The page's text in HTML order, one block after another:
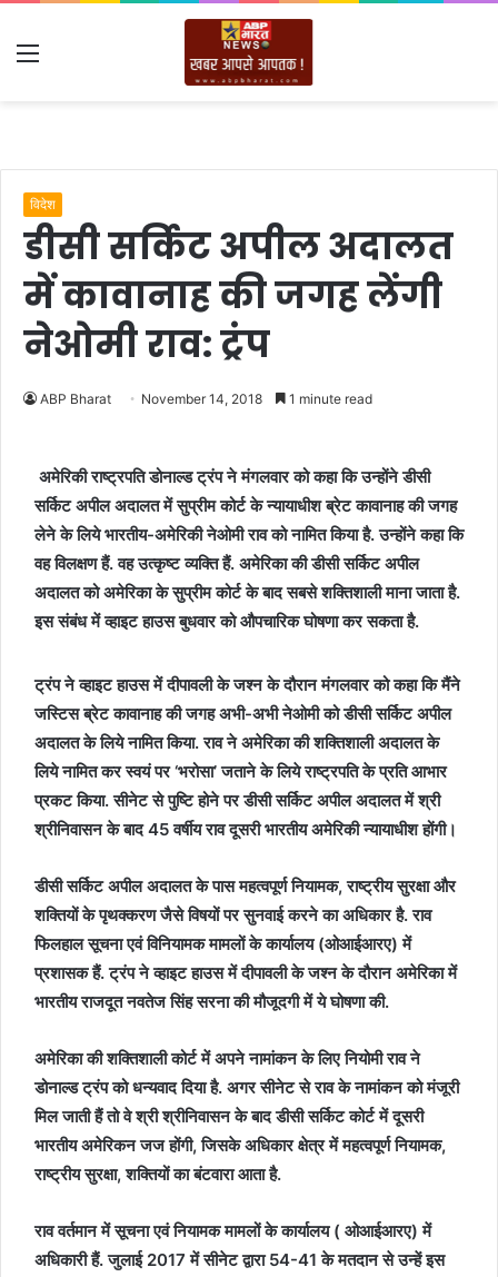
Menu
विदेश
डीसी सर्किट अपील अदालत
में कावानाह की जगह लेंगी
नेओमी राव: ट्रंप
ABP Bharat November 14, 2018 1 minute read
अमेरिकी राष्ट्रपति डोनाल्ड ट्रंप ने मंगलवार को कहा कि उन्होंने डीसी
सर्किट अपील अदालत में सुप्रीम कोर्ट के न्यायाधीश ब्रेट कावानाह की जगह
लेने के लिये भारतीय-अमेरिकी नेओमी राव को नामित किया है. उन्होंने कहा कि
वह विलक्षण हैं. वह उत्कृष्ट व्यक्ति हैं. अमेरिका की डीसी सर्किट अपील
अदालत को अमेरिका के सुप्रीम कोर्ट के बाद सबसे शक्तिशाली माना जाता है.
इस संबंध में व्हाइट हाउस बुधवार को औपचारिक घोषणा कर सकता है.
ट्रंप ने व्हाइट हाउस में दीपावली के जश्न के दौरान मंगलवार को कहा कि मैंने
जस्टिस ब्रेट कावानाह की जगह अभी-अभी नेओमी को डीसी सर्किट अपील
अदालत के लिये नामित किया. राव ने अमेरिका की शक्तिशाली अदालत के
लिये नामित कर स्वयं पर ‘भरोसा’ जताने के लिये राष्ट्रपति के प्रति आभार
प्रकट किया. सीनेट से पुष्टि होने पर डीसी सर्किट अपील अदालत में श्री
श्रीनिवासन के बाद 45 वर्षीय राव दूसरी भारतीय अमेरिकी न्यायाधीश होंगी।
डीसी सर्किट अपील अदालत के पास महत्वपूर्ण नियामक, राष्ट्रीय सुरक्षा और
शक्तियों के पृथक्करण जैसे विषयों पर सुनवाई करने का अधिकार है. राव
फिलहाल सूचना एवं विनियामक मामलों के कार्यालय (ओआईआरए) में
प्रशासक हैं. ट्रंप ने व्हाइट हाउस में दीपावली के जश्न के दौरान अमेरिका में
भारतीय राजदूत नवतेज सिंह सरना की मौजूदगी में ये घोषणा की.
अमेरिका की शक्तिशाली कोर्ट में अपने नामांकन के लिए नियोमी राव ने
डोनाल्ड ट्रंप को धन्यवाद दिया है. अगर सीनेट से राव के नामांकन को मंजूरी
मिल जाती हैं तो वे श्री श्रीनिवासन के बाद डीसी सर्किट कोर्ट में दूसरी
भारतीय अमेरिकन जज होंगी, जिसके अधिकार क्षेत्र में महत्वपूर्ण नियामक,
राष्ट्रीय सुरक्षा, शक्तियों का बंटवारा आता है.
राव वर्तमान में सूचना एवं नियामक मामलों के कार्यालय ( ओआईआरए) में
अधिकारी हैं. जुलाई 2017 में सीनेट द्वारा 54-41 के मतदान से उन्हें इस